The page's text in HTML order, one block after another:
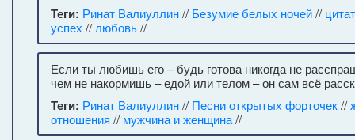
Теги: Ринат Валиуллин// Безумие белых ночей//
успех // любовь//
Если ты любишь его – будь готова никогда не
чем не накормишь – едой или телом – он сам всё
Теги: Ринат Валиуллин// Песни открытых форточек//
отношения // мужчина и женщина//